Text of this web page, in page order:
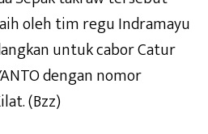
oleh tim regu Indramayu
untuk cabor Catur
dengan nomor
(Bzz)